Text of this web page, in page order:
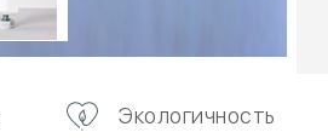
Экологичность